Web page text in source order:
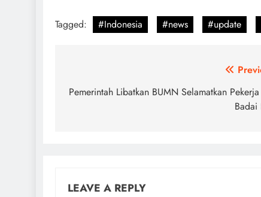
Tagged: #Indonesia #news #update
navigation
Pemerintah Libatkan BUMN Selamatkan
Badai
LEAVE A REPLY